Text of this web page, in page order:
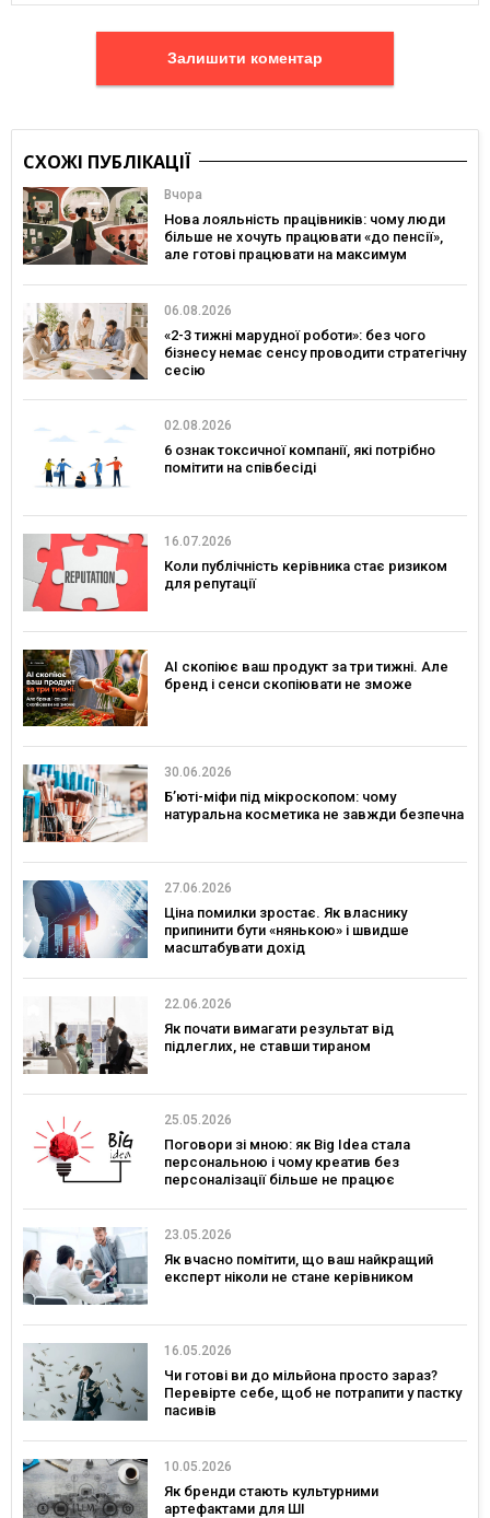
Залишити коментар
СХОЖІ ПУБЛІКАЦІЇ
Вчора
Нова лояльність працівників: чому люди
більше не хочуть працювати «до пенсії»,
але готові працювати на максимум
06.08.2026
«2-3 тижні марудної роботи»: без чого
бізнесу немає сенсу проводити стратегічну
сесію
02.08.2026
6 ознак токсичної компанії, які потрібно
помітити на співбесіді
16.07.2026
Коли публічність керівника стає ризиком
для репутації
AI скопіює ваш продукт за три тижні. Але
бренд і сенси скопіювати не зможе
30.06.2026
Б’юті-міфи під мікроскопом: чому
натуральна косметика не завжди безпечна
27.06.2026
Ціна помилки зростає. Як власнику
припинити бути «нянькою» і швидше
масштабувати дохід
22.06.2026
Як почати вимагати результат від
підлеглих, не ставши тираном
25.05.2026
Поговори зі мною: як Big Idea стала
персональною і чому креатив без
персоналізації більше не працює
23.05.2026
Як вчасно помітити, що ваш найкращий
експерт ніколи не стане керівником
16.05.2026
Чи готові ви до мільйона просто зараз?
Перевірте себе, щоб не потрапити у пастку
пасивів
10.05.2026
Як бренди стають культурними
артефактами для ШІ